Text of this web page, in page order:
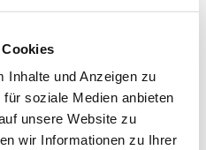
Inhalte und Anzeigen zu
soziale Medien anbieten
unsere Website zu
wir Informationen zu Ihrer
Konzept der
(Prähab) zunehmend